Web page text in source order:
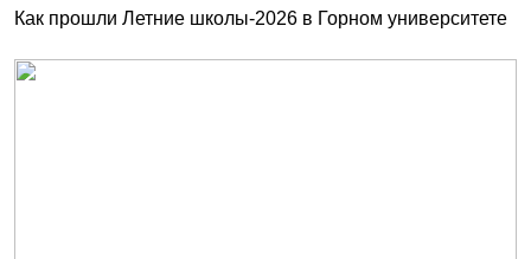
Как прошли Летние школы-2026 в Горном университете